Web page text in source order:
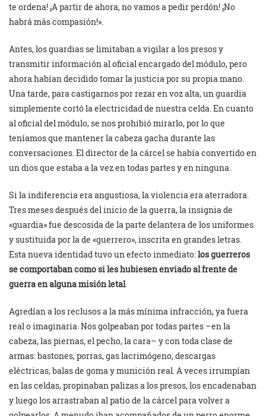
te ordena! ¡A partir de ahora, no vamos a pedir perdón! ¡No
habrá más compasión!».
Antes, los guardias se limitaban a vigilar a los presos y
transmitir información al oficial encargado del módulo, pero
ahora habían decidido tomar la justicia por su propia mano.
Una tarde, para castigarnos por rezar en voz alta, un guardia
simplemente cortó la electricidad de nuestra celda. En cuanto
al oficial del módulo, se nos prohibió mirarlo, por lo que
teníamos que mantener la cabeza gacha durante las
conversaciones. El director de la cárcel se había convertido en
un dios que estaba a la vez en todas partes y en ninguna.
Si la indiferencia era angustiosa, la violencia era aterradora.
Tres meses después del inicio de la guerra, la insignia de
«guardia» fue descosida de la parte delantera de los uniformes
y sustituida por la de «guerrero», inscrita en grandes letras.
Esta nueva identidad tuvo un efecto inmediato:los guerreros
se comportaban como si les hubiesen enviado al frente de
guerra en alguna misión letal.
Agredían a los reclusos a la más mínima infracción, ya fuera
real o imaginaria. Nos golpeaban por todas partes –en la
cabeza, las piernas, el pecho, la cara– y con toda clase de
armas: bastones, porras, gas lacrimógeno, descargas
eléctricas, balas de goma y munición real. A veces irrumpían
en las celdas, propinaban palizas a los presos, los encadenaban
y luego los arrastraban al patio de la cárcel para volver a